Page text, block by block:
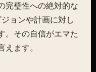
完璧性への絶対的な
ョンや計画に対し
。その自信がエマた
ます。